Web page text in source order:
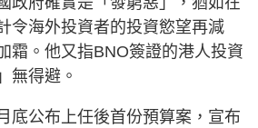
令海外投資者的投資慾望再減
霜。他又指BNO簽證的港人投資
無得避。
底公布上任後首份預算案，宣布